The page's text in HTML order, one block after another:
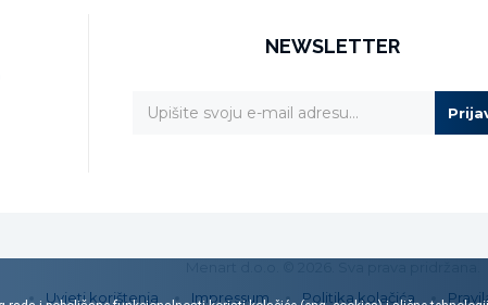
NEWSLETTER
Uvjeti korištenja
Impressum Politika kolačića